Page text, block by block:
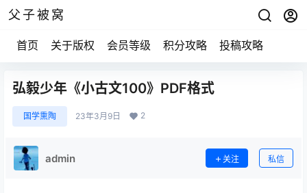
父子被窝
首页 关于版权 会员等级 积分攻略 投稿攻略
弘毅少年《小古文100》PDF格式
国学熏陶 23年3月9日 2
admin 关注 私信